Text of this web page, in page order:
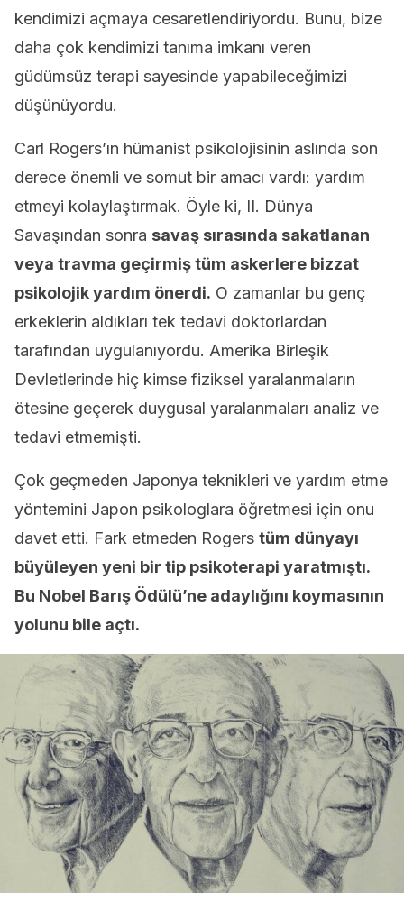
kendimizi açmaya cesaretlendiriyordu. Bunu, bize
daha çok kendimizi tanıma imkanı veren
güdümsüz terapi sayesinde yapabileceğimizi
düşünüyordu.
Carl Rogers’ın hümanist psikolojisinin aslında son
derece önemli ve somut bir amacı vardı: yardım
etmeyi kolaylaştırmak. Öyle ki, II. Dünya
Savaşından sonra savaş sırasında sakatlanan
veya travma geçirmiş tüm askerlere bizzat
psikolojik yardım önerdi. O zamanlar bu genç
erkeklerin aldıkları tek tedavi doktorlardan
tarafından uygulanıyordu. Amerika Birleşik
Devletlerinde hiç kimse fiziksel yaralanmaların
ötesine geçerek duygusal yaralanmaları analiz ve
tedavi etmemişti.
Çok geçmeden Japonya teknikleri ve yardım etme
yöntemini Japon psikologlara öğretmesi için onu
davet etti. Fark etmeden Rogers tüm dünyayı
büyüleyen yeni bir tip psikoterapi yaratmıştı.
Bu Nobel Barış Ödülü’ne adaylığını koymasının
yolunu bile açtı.